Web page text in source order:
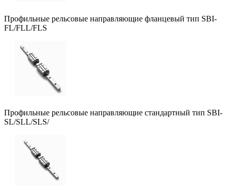
Профильные рельсовые направляющие фланцевый тип SBI-
FL/FLL/FLS
Профильные рельсовые направляющие стандартный тип SBI-
SL/SLL/SLS/